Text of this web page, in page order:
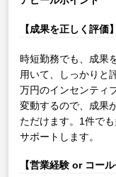
【成果を正しく評価】
時短勤務でも、成果
用いて、しっかりと
万円のインセンティ
変動するので、成果
ただけます。1件で
サポートします。
【営業経験 or コー